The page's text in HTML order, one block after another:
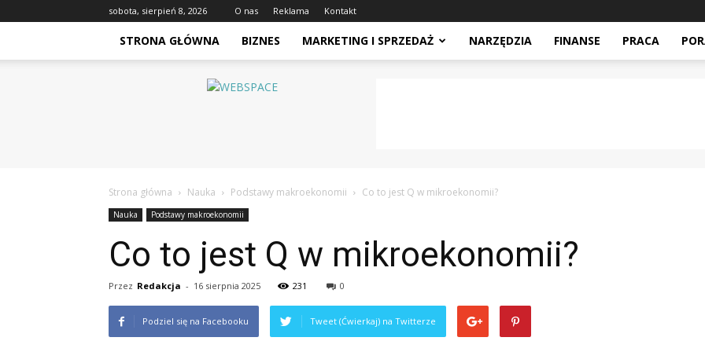
sobota, sierpień 8, 2026 O nas Reklama Kontakt
STRONA GŁÓWNA BIZNES MARKETING I SPRZEDAŻ NARZĘDZIA FINANSE PRACA
Webspace.pl
Strona główna Nauka Podstawy makroekonomii Co to jest Q w mikroekonomii?
Nauka Podstawy makroekonomii
Co to jest Q w mikroekonomii?
Przez Redakcja - 16 sierpnia 2025 231 0
Podziel się na Facebooku Tweet (Ćwierkaj) na Twitterze